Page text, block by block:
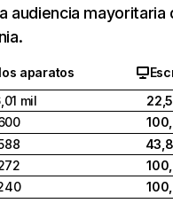
audiencia mayoritaria
aparatos
mil